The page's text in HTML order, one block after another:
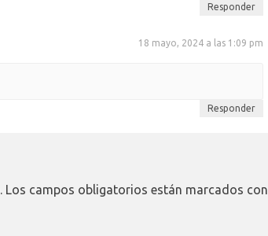
Responder
18 mayo, 2024 a las 1:09 pm
Responder
Los campos obligatorios están marcados con